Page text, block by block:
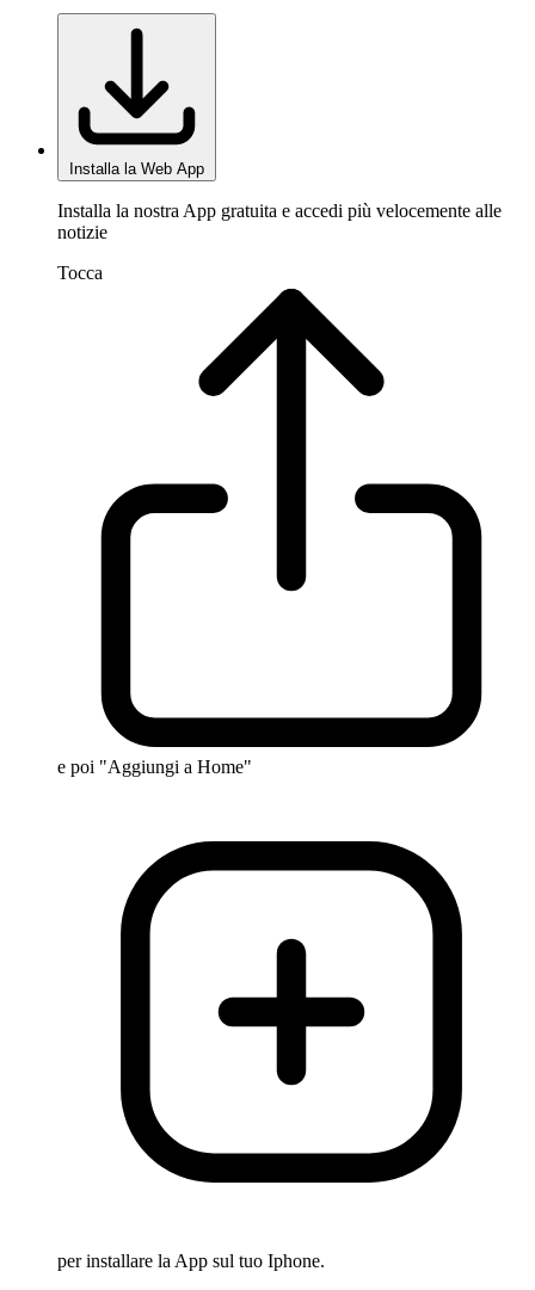
Installa la Web App
Installa la nostra App gratuita e accedi più velocemente alle
notizie
Tocca
e poi "Aggiungi a Home"
per installare la App sul tuo Iphone.